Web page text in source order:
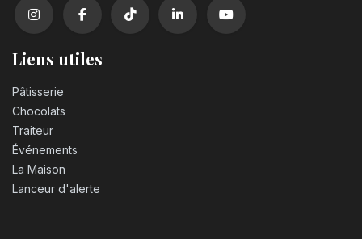
Liens utiles
Pâtisserie
Chocolats
Traiteur
Événements
La Maison
Lanceur d'alerte